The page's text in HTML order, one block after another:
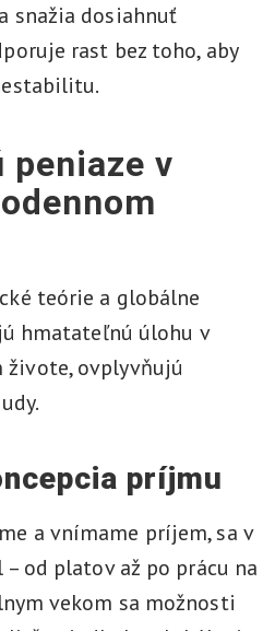
snažia dosiahnuť
rast bez toho, aby
v
teórie a globálne
hmatateľnú úlohu v
živote, ovplyvňujú
príjmu
a vnímame príjem, sa v
od platov až po prácu na
vekom sa možnosti